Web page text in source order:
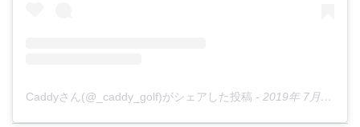
Caddyさん(@_caddy_golf)がシェアした投稿 - 2019年 7月月8日午後6時37分PDT